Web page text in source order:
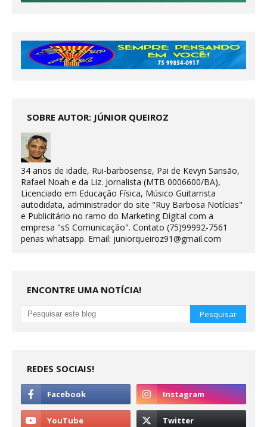
SOBRE AUTOR: JÚNIOR QUEIROZ
34 anos de idade, Rui-barbosense, Pai de Kevyn Sansão,
Rafael Noah e da Liz. Jornalista (MTB 0006600/BA),
Licenciado em Educação Física, Músico Guitarrista
autodidata, administrador do site "Ruy Barbosa Notícias"
e Publicitário no ramo do Marketing Digital com a
empresa "sS Comunicação". Contato (75)99992-7561
penas whatsapp. Email: juniorqueiroz91@gmail.com
ENCONTRE UMA NOTÍCIA!
REDES SOCIAIS!